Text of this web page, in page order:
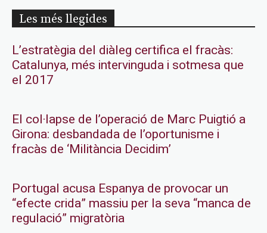
Les més llegides
L’estratègia del diàleg certifica el fracàs:
Catalunya, més intervinguda i sotmesa que
el 2017
El col·lapse de l’operació de Marc Puigtió a
Girona: desbandada de l’oportunisme i
fracàs de ‘Militància Decidim’
Portugal acusa Espanya de provocar un
“efecte crida” massiu per la seva “manca de
regulació” migratòria